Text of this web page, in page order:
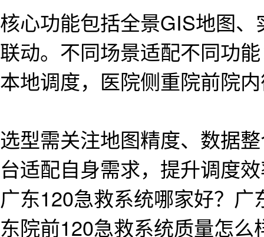
核心功能包括全景GIS地图
联动。不同场景适配不同功
本地调度，医院侧重院前院
选型需关注地图精度、数据
台适配自身需求，提升调度
广东120急救系统哪家好？
东院前120急救系统质量怎